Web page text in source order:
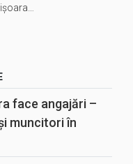
face angajări –
muncitori în